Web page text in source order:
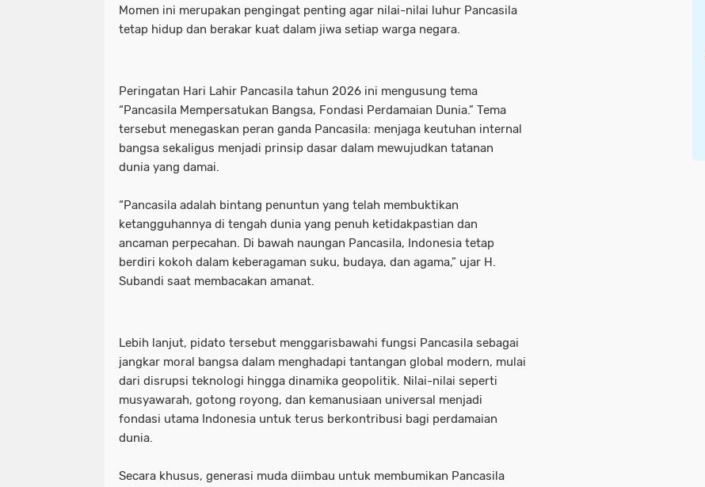
Momen ini merupakan pengingat penting agar nilai-nilai luhur Pancasila
tetap hidup dan berakar kuat dalam jiwa setiap warga negara.
Peringatan Hari Lahir Pancasila tahun 2026 ini mengusung tema
“Pancasila Mempersatukan Bangsa, Fondasi Perdamaian Dunia.” Tema
tersebut menegaskan peran ganda Pancasila: menjaga keutuhan internal
bangsa sekaligus menjadi prinsip dasar dalam mewujudkan tatanan
dunia yang damai.
“Pancasila adalah bintang penuntun yang telah membuktikan
ketangguhannya di tengah dunia yang penuh ketidakpastian dan
ancaman perpecahan. Di bawah naungan Pancasila, Indonesia tetap
berdiri kokoh dalam keberagaman suku, budaya, dan agama,” ujar H.
Subandi saat membacakan amanat.
Lebih lanjut, pidato tersebut menggarisbawahi fungsi Pancasila sebagai
jangkar moral bangsa dalam menghadapi tantangan global modern, mulai
dari disrupsi teknologi hingga dinamika geopolitik. Nilai-nilai seperti
musyawarah, gotong royong, dan kemanusiaan universal menjadi
fondasi utama Indonesia untuk terus berkontribusi bagi perdamaian
dunia.
Secara khusus, generasi muda diimbau untuk membumikan Pancasila